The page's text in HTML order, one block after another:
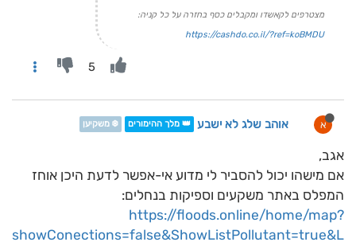
מצטרפים לקאשדו ומקבלים כסף בחזרה על כל קניה:
https://cashdo.co.il/?ref=koBMDU
5
א אוהב שלג לא ישבע 👑 מלך ההימורים ❄️ משקיען
אגב,
אם מישהו יכול להסביר לי מדוע אי-אפשר לדעת היכן אוחז
המפלס באתר משקעים וספיקות בנחלים:
https://floods.online/home/map?
showConections=false&ShowListPollutant=true&L